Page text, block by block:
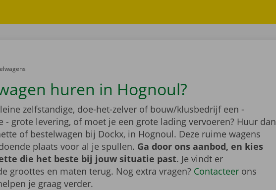
huren in Hognoul?
zelfstandige, doe-het-zelver of bouw/klusbedrijf een -
- grote levering, of moet je een grote lading vervoeren? Huur dan
of bestelwagen bij Dockx, in Hognoul. Deze ruime wagens
plaats voor al je spullen. Ga door ons aanbod, en kies
die het beste bij jouw situatie past. Je vindt er
groottes en maten terug. Nog extra vragen? Contacteerons
je graag verder.